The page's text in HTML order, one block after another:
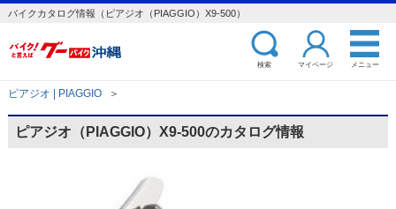
バイクカタログ情報（ピアジオ（PIAGGIO）X9-500）
検索 マイページ メニュー
ピアジオ | PIAGGIO ＞
ピアジオ（PIAGGIO）X9-500のカタログ情報